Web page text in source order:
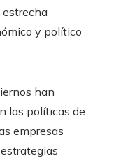
estrecha
y político
han
las políticas de
empresas